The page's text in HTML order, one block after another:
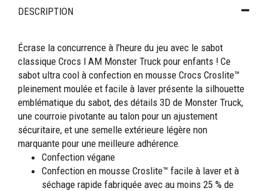
DESCRIPTION
Écrase la concurrence à l’heure du jeu avec le sabot
classique Crocs I AM Monster Truck pour enfants ! Ce
sabot ultra cool à confection en mousse Crocs Croslite™
pleinement moulée et facile à laver présente la silhouette
emblématique du sabot, des détails 3D de Monster Truck,
une courroie pivotante au talon pour un ajustement
sécuritaire, et une semelle extérieure légère non
marquante pour une meilleure adhérence.
Confection végane
Confection en mousse Croslite™ facile à laver et à
séchage rapide fabriquée avec au moins 25 % de